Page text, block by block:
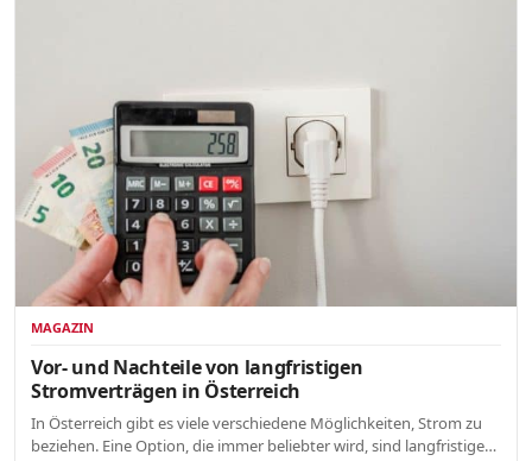
MAGAZIN
Vor- und Nachteile von langfristigen
Stromverträgen in Österreich
In Österreich gibt es viele verschiedene Möglichkeiten, Strom zu
beziehen. Eine Option, die immer beliebter wird, sind langfristige…